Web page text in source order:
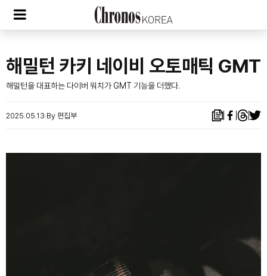
해밀턴 카키 네이비 오토매틱 GMT
해밀턴을 대표하는 다이버 워치가 GMT 기능을 더했다.
2025.05.13 By 편집부